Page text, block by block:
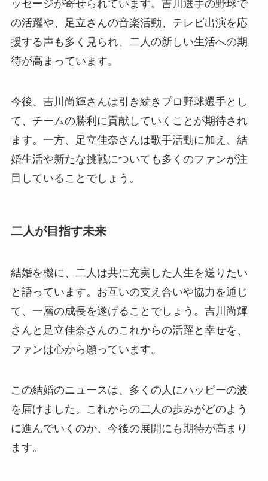
ッセージが寄せられています。吉川選手の野球で
の活躍や、足立さんの音楽活動、テレビ出演を応
援する声も多く見られ、二人の新しい生活への期
待が高まっています。
今後、吉川尚輝さんは引き続きプロ野球選手とし
て、チームの勝利に貢献していくことが期待され
ます。一方、足立佳奈さんは歌手活動に加え、結
婚生活や新たな挑戦についても多くのファンが注
目していることでしょう。
二人が目指す未来
結婚を機に、二人は共に充実した人生を送りたい
と語っています。お互いの支え合いや協力を通じ
て、一層の成長を遂げることでしょう。吉川尚輝
さんと足立佳奈さんのこれからの活躍と幸せを、
ファンは心から願っています。
この結婚のニュースは、多くの人にハッピーの波
を届けました。これからの二人の歩みがどのよう
に進んでいくのか、今後の展開にも期待が高まり
ます。